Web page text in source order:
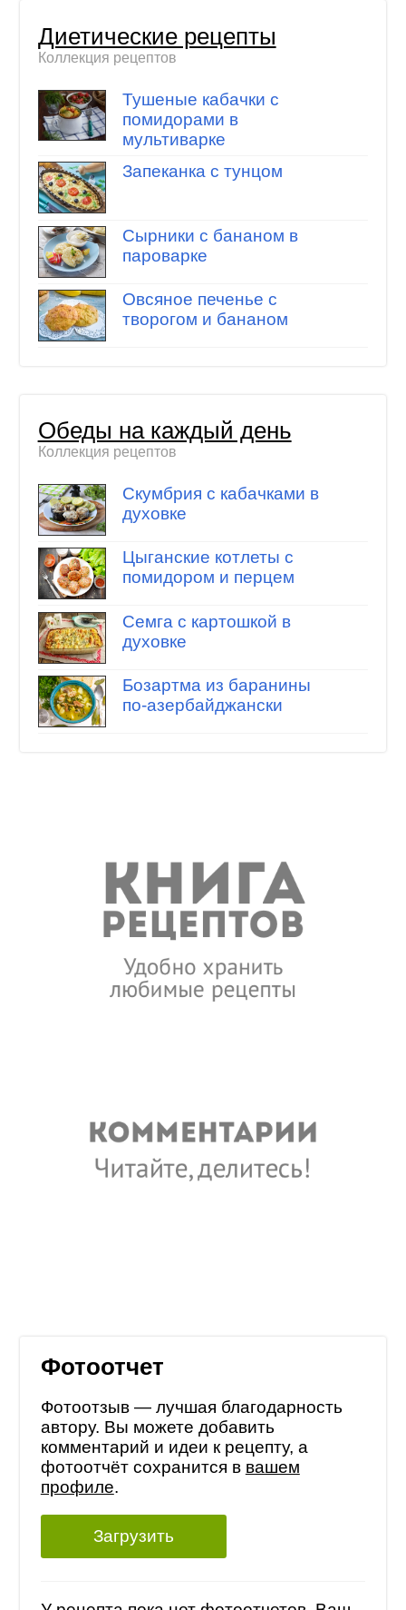
Диетические рецепты
Коллекция рецептов
Тушеные кабачки с
помидорами в
мультиварке
Запеканка с тунцом
Сырники с бананом в
пароварке
Овсяное печенье с
творогом и бананом
Обеды на каждый день
Коллекция рецептов
Скумбрия с кабачками в
духовке
Цыганские котлеты с
помидором и перцем
Семга с картошкой в
духовке
Бозартма из баранины
по-азербайджански
Фотоотчет
Фотоотзыв — лучшая благодарность
автору. Вы можете добавить
комментарий и идеи к рецепту, а
фотоотчёт сохранится в вашем
профиле.
Загрузить